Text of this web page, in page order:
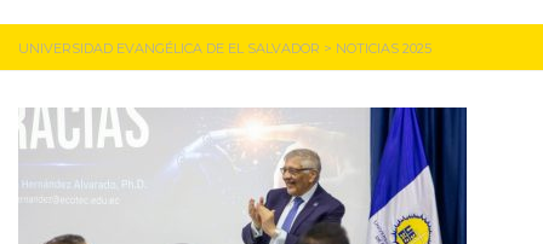
UNIVERSIDAD EVANGÉLICA DE EL SALVADOR > NOTICIAS 2025